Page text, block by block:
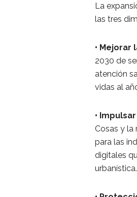
La
las tres
• Mejorar
2030 de
atención
vidas al
•
Cosas y la
para las
digitales
urbanística.